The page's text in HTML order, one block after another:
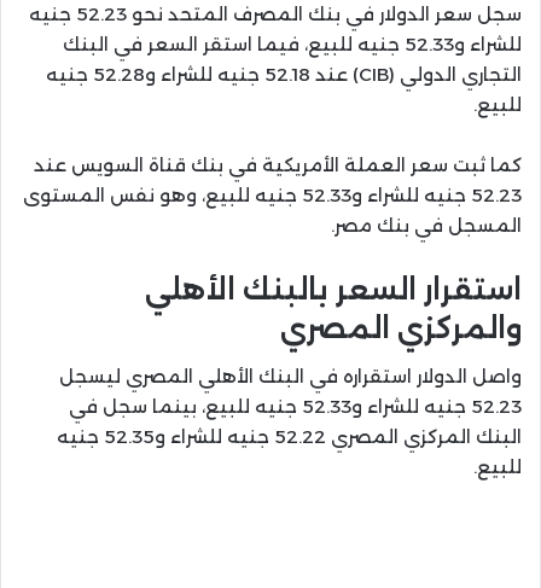
سجل سعر الدولار في بنك المصرف المتحد نحو 52.23 جنيه
للشراء و52.33 جنيه للبيع، فيما استقر السعر في البنك
التجاري الدولي (CIB) عند 52.18 جنيه للشراء و52.28 جنيه
للبيع.
كما ثبت سعر العملة الأمريكية في بنك قناة السويس عند
52.23 جنيه للشراء و52.33 جنيه للبيع، وهو نفس المستوى
المسجل في بنك مصر.
استقرار السعر بالبنك الأهلي
والمركزي المصري
واصل الدولار استقراره في البنك الأهلي المصري ليسجل
52.23 جنيه للشراء و52.33 جنيه للبيع، بينما سجل في
البنك المركزي المصري 52.22 جنيه للشراء و52.35 جنيه
للبيع.